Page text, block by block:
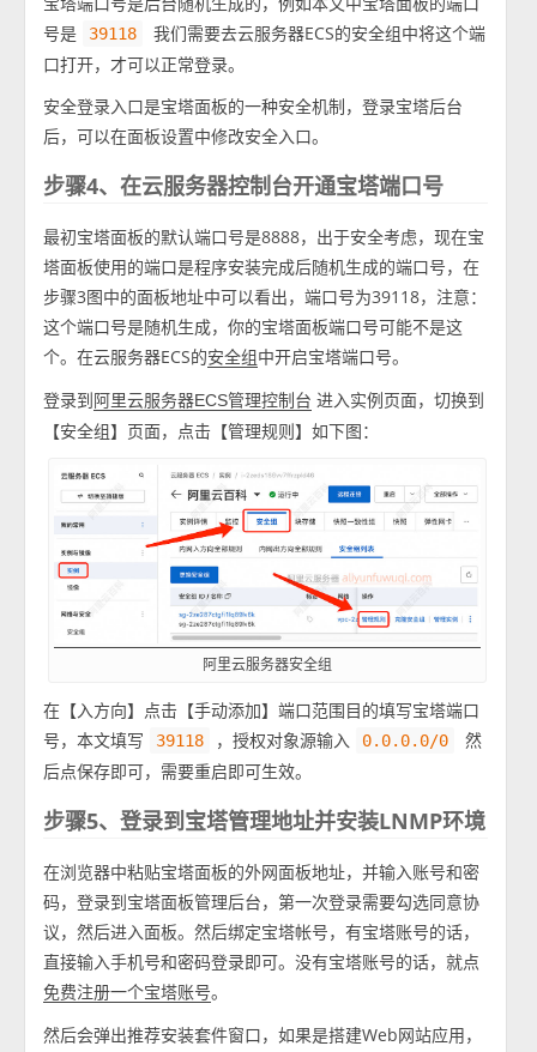
号是
39118
我们需要去云服务器ECS的安全组中将这个端
口打开，才可以正常登录。
安全登录入口是宝塔面板的一种安全机制，登录宝塔后台
后，可以在面板设置中修改安全入口。
步骤4、在云服务器控制台开通宝塔端口号
最初宝塔面板的默认端口号是8888，出于安全考虑，现在宝
塔面板使用的端口是程序安装完成后随机生成的端口号，在
步骤3图中的面板地址中可以看出，端口号为39118，注意：
这个端口号是随机生成，你的宝塔面板端口号可能不是这
个。在云服务器ECS的安全组中开启宝塔端口号。
登录到阿里云服务器ECS管理控制台 进入实例页面，切换到
【安全组】页面，点击【管理规则】如下图：
阿里云服务器安全组
在【入方向】点击【手动添加】端口范围目的填写宝塔端口
号，本文填写
39118 ，授权对象源输入 0.0.0.0/0
然
后点保存即可，需要重启即可生效。
步骤5、登录到宝塔管理地址并安装LNMP环境
在浏览器中粘贴宝塔面板的外网面板地址，并输入账号和密
码，登录到宝塔面板管理后台，第一次登录需要勾选同意协
议，然后进入面板。然后绑定宝塔帐号，有宝塔账号的话，
直接输入手机号和密码登录即可。没有宝塔账号的话，就点
免费注册一个宝塔账号。
然后会弹出推荐安装套件窗口，如果是搭建Web网站应用，